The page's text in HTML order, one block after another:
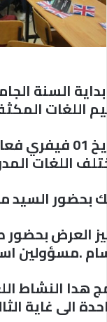
اللغات
” ال
اللغات
بحضور السيد
العرض
.مسؤولين
هدا النشاط
الى غاية